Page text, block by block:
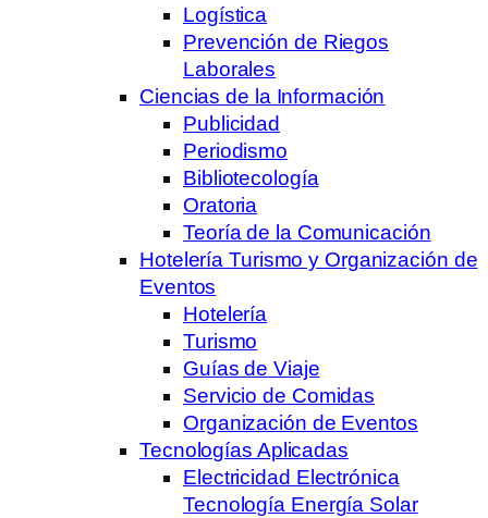
Logística
Prevención de Riegos
Laborales
Ciencias de la Información
Publicidad
Periodismo
Bibliotecología
Oratoria
Teoría de la Comunicación
Hotelería Turismo y Organización de
Eventos
Hotelería
Turismo
Guías de Viaje
Servicio de Comidas
Organización de Eventos
Tecnologías Aplicadas
Electricidad Electrónica
Tecnología Energía Solar